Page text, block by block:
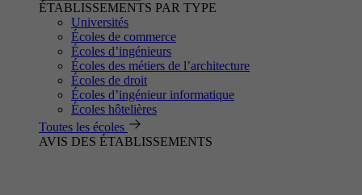
ÉTABLISSEMENTS PAR TYPE
Universités
Écoles de commerce
Écoles d’ingénieurs
Écoles des métiers de l’architecture
Écoles de droit
Écoles d’ingénieur informatique
Écoles hôtelières
Toutes les écoles
AVIS DES ÉTABLISSEMENTS